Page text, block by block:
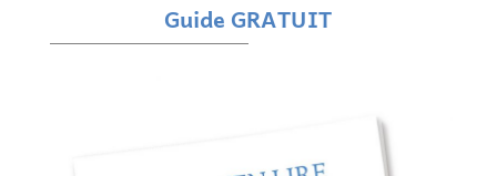
Guide GRATUIT